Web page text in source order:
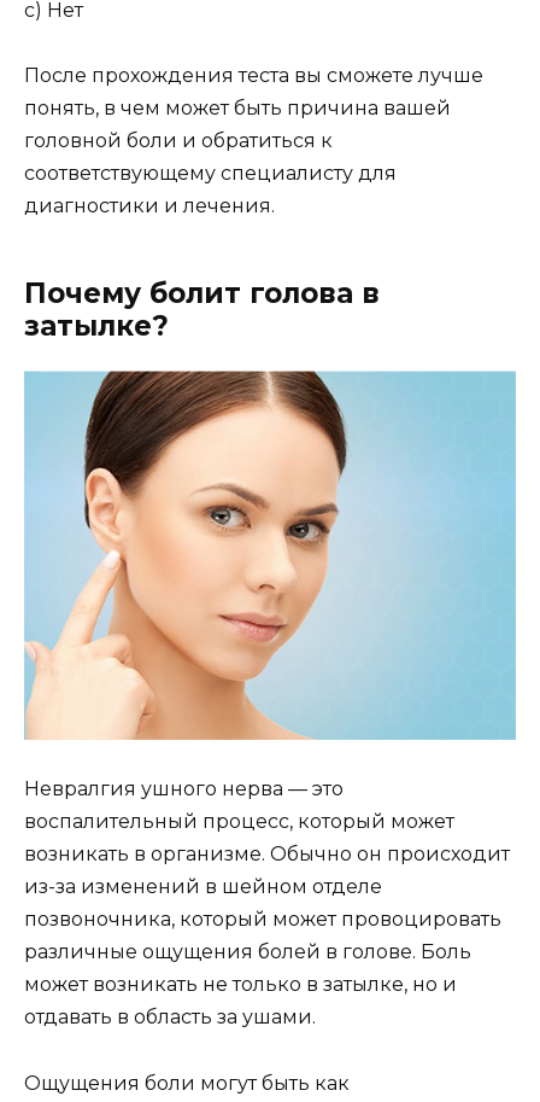
c) Нет
После прохождения теста вы сможете лучше
понять, в чем может быть причина вашей
головной боли и обратиться к
соответствующему специалисту для
диагностики и лечения.
Почему болит голова в
затылке?
Невралгия ушного нерва — это
воспалительный процесс, который может
возникать в организме. Обычно он происходит
из-за изменений в шейном отделе
позвоночника, который может провоцировать
различные ощущения болей в голове. Боль
может возникать не только в затылке, но и
отдавать в область за ушами.
Ощущения боли могут быть как